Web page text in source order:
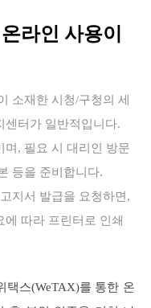
라인 사용이
소재한 시청/구청의 세
센터가 일반적입니다.
며, 필요 시 대리인 방문
등을 준비합니다.
지서 발급을 요청하면,
따라 프린터로 인쇄
택스(WeTAX)를 통한 온